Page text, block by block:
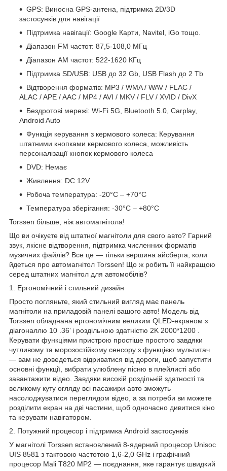
GPS: Виносна GPS-антена, підтримка 2D/3D
застосунків для навігації
Підтримка навігації: Google Карти, Navitel, iGo тощо.
Діапазон FM частот: 87,5-108,0 МГц
Діапазон АМ частот: 522-1620 КГц
Підтримка SD/USB: USB до 32 Gb, USB Flash до 2 Tb
Відтворення форматів: MP3 / WMA / WAV / FLAC /
ALAC / APE / AAC / MP4 / AVI / MKV / FLV / XVID / DivX
Бездротові мережі: Wi-Fi 5G, Bluetooth 5.0, Carplay,
Android Auto
Функція керування з кермового колеса: Керування
штатними кнопками кермового колеса, можливість
персоналізації кнопок кермового колеса
DVD: Немає
Живлення: DC 12V
Робоча температура: -20°C – +70°C
Температура зберігання: -30°C – +80°C
Torssen більше, ніж автомагнітола!
Що ви очікуєте від штатної магнітоли для свого авто? Гарний
звук, якісне відтворення, підтримка численних форматів
музичних файлів? Все це — тільки вершина айсберга, коли
йдеться про автомагнітол Torssen! Що ж робить її найкращою
серед штатних магнітол для автомобілів?
1. Ергономічний і стильний дизайн
Просто погляньте, який стильний вигляд має панель
магнітоли на приладовій панелі вашого авто! Модель від
Torssen обладнана ергономічним великим QLED-екраном з
діагоналлю 10 .36’ і роздільною здатністю 2K 2000*1200
Керувати функціями пристрою простіше простого завдяки
чутливому та морозостійкому сенсору з функцією мультитач
— вам не доведеться відриватися від дороги, щоб запустити
основні функції, вибрати улюблену пісню в плейлисті або
завантажити відео. Завдяки високій роздільній здатності та
великому куту огляду всі пасажири авто зможуть
насолоджуватися переглядом відео, а за потреби ви можете
розділити екран на дві частини, щоб одночасно дивитися кіно
та керувати навігатором.
2. Потужний процесор і підтримка Android застосунків
У магнітолі Torssen встановлений 8-ядерний процесор Unisoc
UIS 8581 з тактовою частотою 1,6-2,0 GHz і графічний
процесор Mali T820 MP2 — поєднання, яке гарантує швидкий